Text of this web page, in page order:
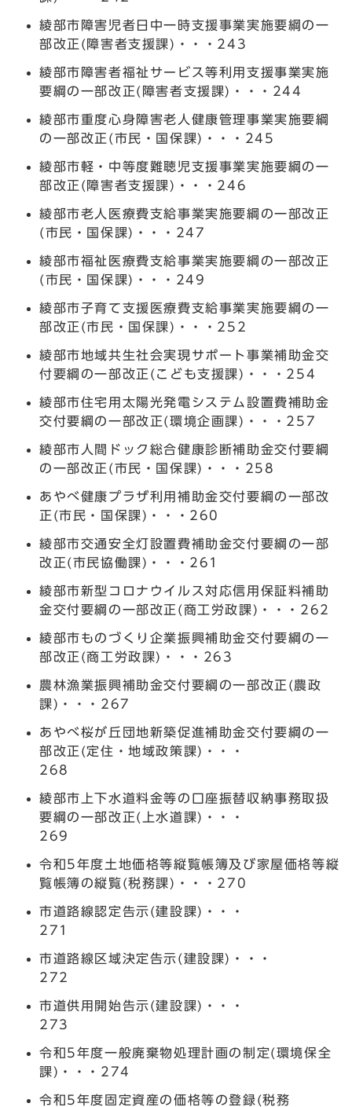
綾部市障害児者日中一時支援事業実施要綱の一
部改正(障害者支援課)・・・243
綾部市障害者福祉サービス等利用支援事業実施
要綱の一部改正(障害者支援課)・・・244
綾部市重度心身障害老人健康管理事業実施要綱
の一部改正(市民・国保課)・・・245
綾部市軽・中等度難聴児支援事業実施要綱の一
部改正(障害者支援課)・・・246
綾部市老人医療費支給事業実施要綱の一部改正
(市民・国保課)・・・247
綾部市福祉医療費支給事業実施要綱の一部改正
(市民・国保課)・・・249
綾部市子育て支援医療費支給事業実施要綱の一
部改正(市民・国保課)・・・252
綾部市地域共生社会実現サポート事業補助金交
付要綱の一部改正(こども支援課)・・・254
綾部市住宅用太陽光発電システム設置費補助金
交付要綱の一部改正(環境企画課)・・・257
綾部市人間ドック総合健康診断補助金交付要綱
の一部改正(市民・国保課)・・・258
あやべ健康プラザ利用補助金交付要綱の一部改
正(市民・国保課)・・・260
綾部市交通安全灯設置費補助金交付要綱の一部
改正(市民協働課)・・・261
綾部市新型コロナウイルス対応信用保証料補助
金交付要綱の一部改正(商工労政課)・・・262
綾部市ものづくり企業振興補助金交付要綱の一
部改正(商工労政課)・・・263
農林漁業振興補助金交付要綱の一部改正(農政
課)・・・267
あやべ桜が丘団地新築促進補助金交付要綱の一
部改正(定住・地域政策課)・・・
268
綾部市上下水道料金等の口座振替収納事務取扱
要綱の一部改正(上水道課)・・・
269
令和5年度土地価格等縦覧帳簿及び家屋価格等縦
覧帳簿の縦覧(税務課)・・・270
市道路線認定告示(建設課)・・・
271
市道路線区域決定告示(建設課)・・・
272
市道供用開始告示(建設課)・・・
273
令和5年度一般廃棄物処理計画の制定(環境保全
課)・・・274
令和5年度固定資産の価格等の登録(税務